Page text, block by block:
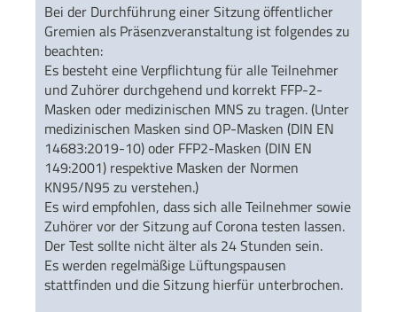
Bei der Durchführung einer Sitzung öffentlicher
Gremien als Präsenzveranstaltung ist folgendes zu
beachten:
Es besteht eine Verpflichtung für alle Teilnehmer
und Zuhörer durchgehend und korrekt FFP-2-
Masken oder medizinischen MNS zu tragen. (Unter
medizinischen Masken sind OP-Masken (DIN EN
14683:2019-10) oder FFP2-Masken (DIN EN
149:2001) respektive Masken der Normen
KN95/N95 zu verstehen.)
Es wird empfohlen, dass sich alle Teilnehmer sowie
Zuhörer vor der Sitzung auf Corona testen lassen.
Der Test sollte nicht älter als 24 Stunden sein.
Es werden regelmäßige Lüftungspausen
stattfinden und die Sitzung hierfür unterbrochen.